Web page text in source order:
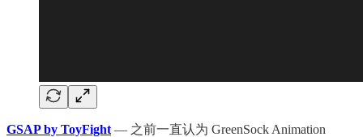
GSAP by ToyFight — 之前一直认为 GreenSock Animation